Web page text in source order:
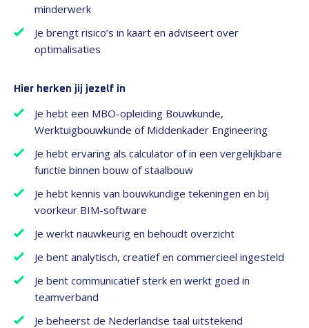
minderwerk
Je brengt risico’s in kaart en adviseert over
optimalisaties
Hier herken jij jezelf in
Je hebt een MBO-opleiding Bouwkunde,
Werktuigbouwkunde of Middenkader Engineering
Je hebt ervaring als calculator of in een vergelijkbare
functie binnen bouw of staalbouw
Je hebt kennis van bouwkundige tekeningen en bij
voorkeur BIM-software
Je werkt nauwkeurig en behoudt overzicht
Je bent analytisch, creatief en commercieel ingesteld
Je bent communicatief sterk en werkt goed in
teamverband
Je beheerst de Nederlandse taal uitstekend